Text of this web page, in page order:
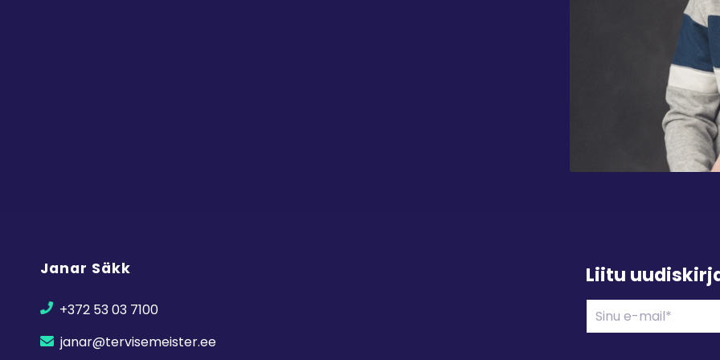
Janar Säkk
+372 53 03 7100
janar@tervisemeister.ee
Liitu